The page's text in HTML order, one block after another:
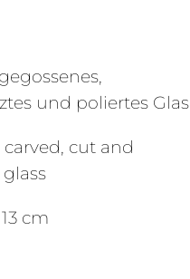
und poliertes Glas
carved, cut and
cm